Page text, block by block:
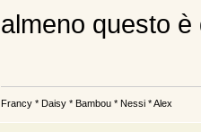
almeno questo
Francy * Daisy * Bambou * Nessi * Alex